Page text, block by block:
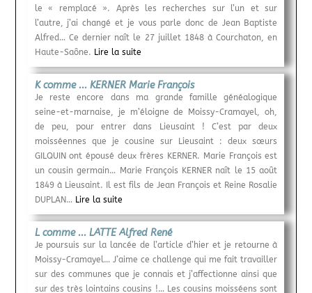
le « remplacé ». Après les recherches sur l’un et sur
l’autre, j’ai changé et je vous parle donc de Jean Baptiste
Alfred… Ce dernier naît le 27 juillet 1848 à Courchaton, en
Haute-Saône. Lire la suite
K comme ... KERNER Marie François
Je reste encore dans ma grande famille généalogique
seine-et-marnaise, je m’éloigne de Moissy-Cramayel, oh,
de peu, pour entrer dans Lieusaint ! C’est par deux
moisséennes que je cousine sur Lieusaint : deux sœurs
GILQUIN ont épousé deux frères KERNER. Marie François est
un cousin germain… Marie François KERNER naît le 15 août
1849 à Lieusaint. Il est fils de Jean François et Reine Rosalie
DUPLAN… Lire la suite
L comme ... LATTE Alfred René
Je poursuis sur la lancée de l’article d’hier et je retourne à
Moissy-Cramayel… J’aime ce challenge qui me fait travailler
sur des communes que je connais et j’affectionne ainsi que
sur des très lointains cousins !… Les cousins moisséens sont